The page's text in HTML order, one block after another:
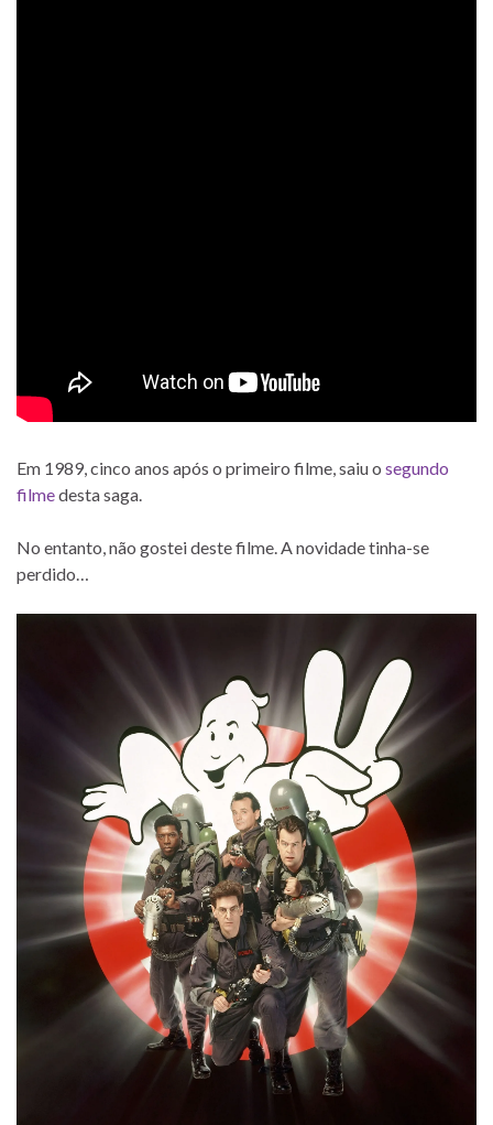
Em 1989, cinco anos após o primeiro filme, saiu o segundo
filmedesta saga.
No entanto, não gostei deste filme. A novidade tinha-se
perdido…